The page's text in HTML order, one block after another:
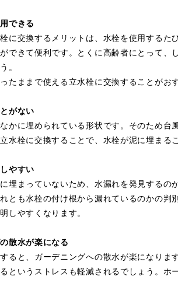
できる
に交換するメリットは、水栓を使用するた
できて便利です。とくに高齢者にとって、
。
たままで使える立水栓に交換することがお
がない
かに埋められている形状です。そのため台
水栓に交換することで、水栓が泥に埋まる
やすい
埋まっていないため、水漏れを発見するの
とも水栓の付け根から漏れているのかの判
しやすくなります。
散水が楽になる
ると、ガーデニングへの散水が楽になりま
というストレスも軽減されるでしょう。ホ